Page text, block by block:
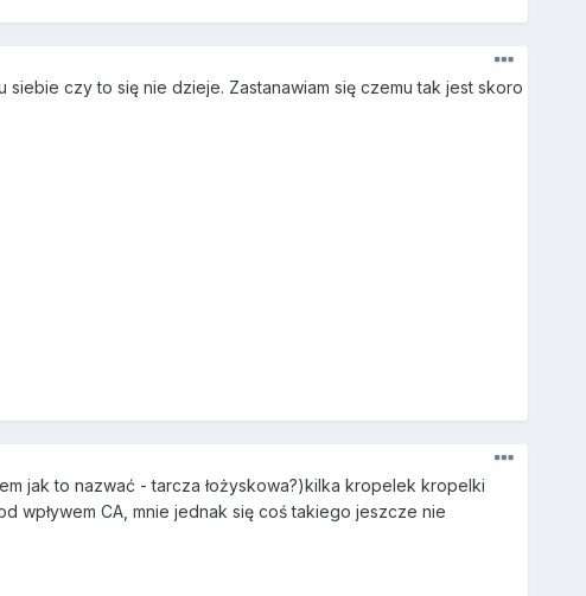
czy to się nie dzieje. Zastanawiam się czemu tak jest skoro
jak to nazwać - tarcza łożyskowa?)kilka kropelek kropelki
wpływem CA, mnie jednak się coś takiego jeszcze nie